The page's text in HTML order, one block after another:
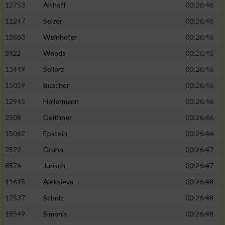
12753
Althoff
00:26:46
11247
Selzer
00:26:46
18863
Weinhofer
00:26:46
8922
Woods
00:26:46
13449
Sollorz
00:26:46
15059
Buscher
00:26:46
12945
Höllermann
00:26:46
2508
Geithner
00:26:46
15062
Epstein
00:26:46
2522
Gruhn
00:26:47
8576
Jurisch
00:26:47
11615
Aleksieva
00:26:48
12537
Scholz
00:26:48
18549
Simonis
00:26:48